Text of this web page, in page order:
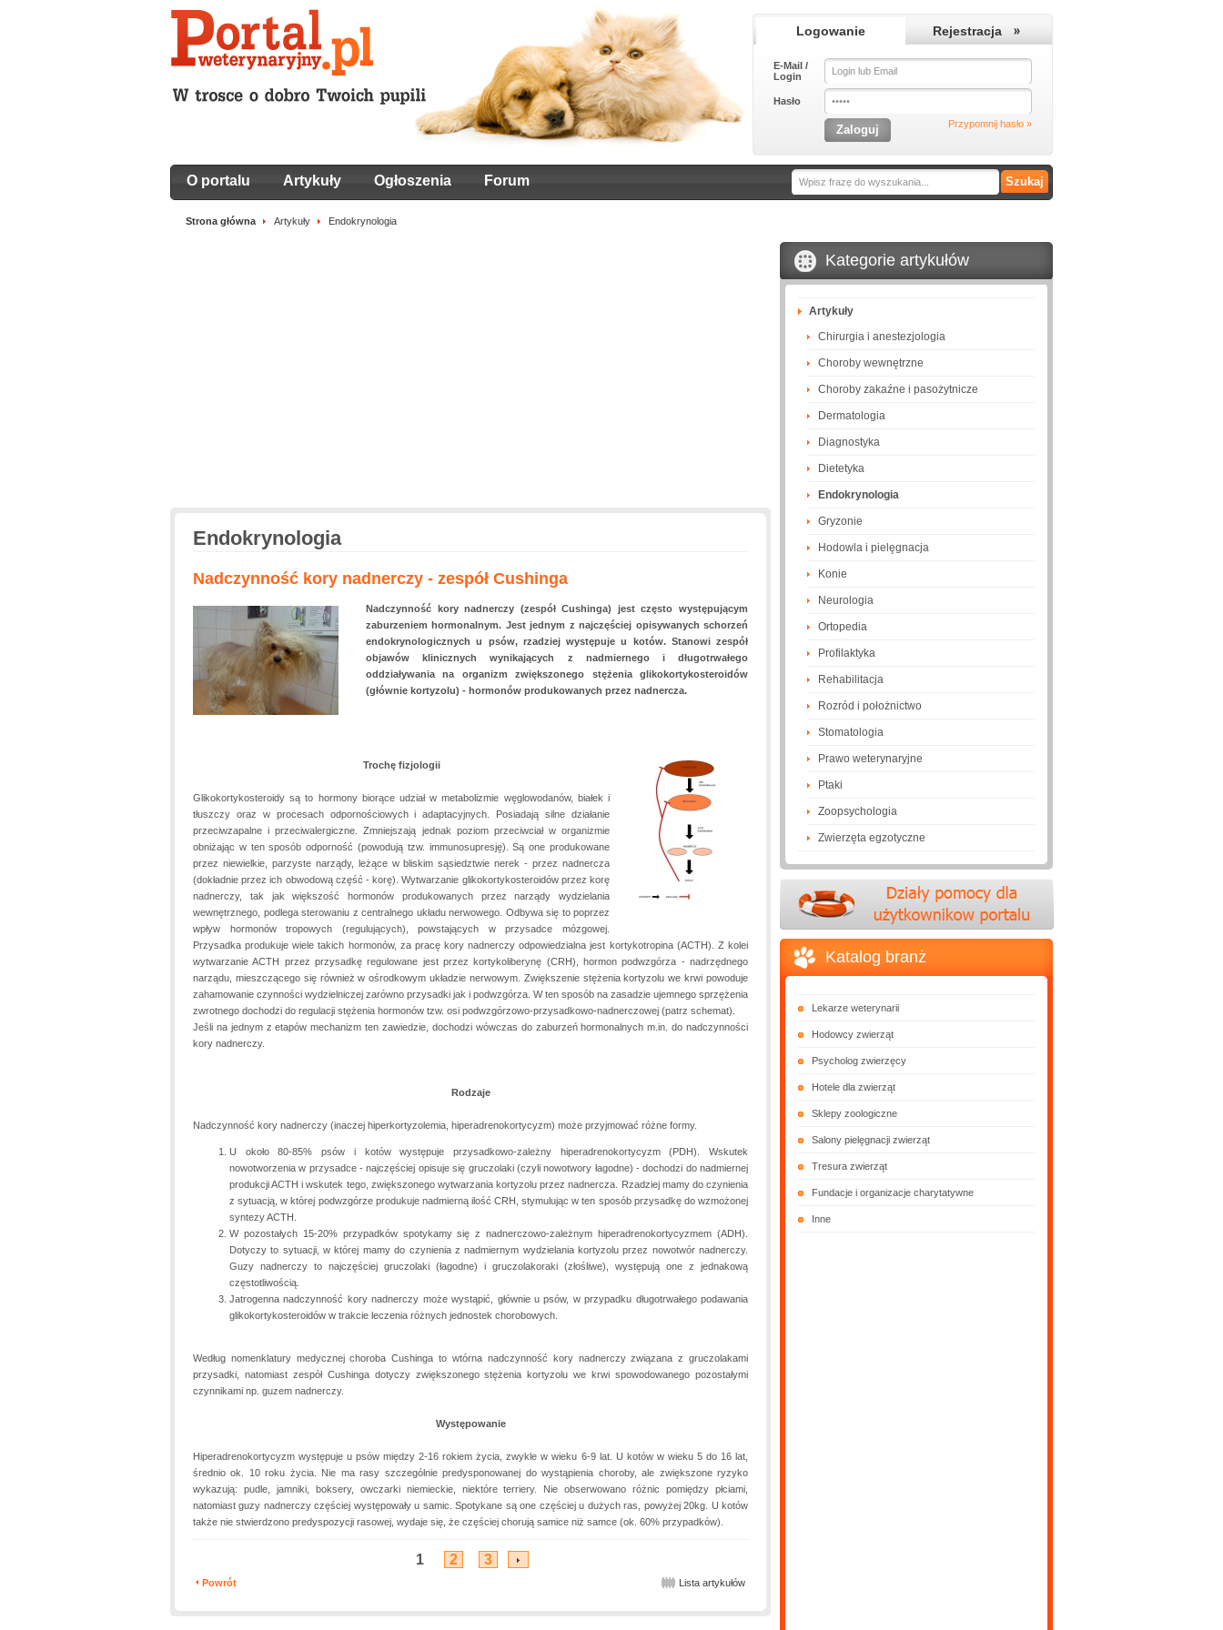
Logowanie Rejestracja
E-Mail /
Login
Hasło
Przypomnij hasło »
O portalu Artykuły Ogłoszenia Forum
Strona główna Artykuły Endokrynologia
Endokrynologia
Nadczynność kory nadnerczy - zespół Cushinga
Nadczynność kory nadnerczy (zespół Cushinga) jest często występującym
zaburzeniem hormonalnym. Jest jednym z najczęściej opisywanych schorzeń
endokrynologicznych u psów, rzadziej występuje u kotów. Stanowi zespół
objawów klinicznych wynikających z nadmiernego i długotrwałego
oddziaływania na organizm zwiększonego stężenia glikokortykosteroidów
(głównie kortyzolu) - hormonów produkowanych przez nadnercza.
Trochę fizjologii
Glikokortykosteroidy są to hormony biorące udział w metabolizmie węglowodanów, białek i
tłuszczy oraz w procesach odpornościowych i adaptacyjnych. Posiadają silne działanie
przeciwzapalne i przeciwalergiczne. Zmniejszają jednak poziom przeciwciał w organizmie
obniżając w ten sposób odporność (powodują tzw. immunosupresję). Są one produkowane
przez niewielkie, parzyste narządy, leżące w bliskim sąsiedztwie nerek - przez nadnercza
(dokładnie przez ich obwodową część - korę). Wytwarzanie glikokortykosteroidów przez korę
nadnerczy, tak jak większość hormonów produkowanych przez narządy wydzielania
wewnętrznego, podlega sterowaniu z centralnego układu nerwowego. Odbywa się to poprzez
wpływ hormonów tropowych (regulujących), powstających w przysadce mózgowej.
Przysadka produkuje wiele takich hormonów, za pracę kory nadnerczy odpowiedzialna jest kortykotropina (ACTH). Z kolei
wytwarzanie ACTH przez przysadkę regulowane jest przez kortykoliberynę (CRH), hormon podwzgórza - nadrzędnego
narządu, mieszczącego się również w ośrodkowym układzie nerwowym. Zwiększenie stężenia kortyzolu we krwi powoduje
zahamowanie czynności wydzielniczej zarówno przysadki jak i podwzgórza. W ten sposób na zasadzie ujemnego sprzężenia
zwrotnego dochodzi do regulacji stężenia hormonów tzw. osi podwzgórzowo-przysadkowo-nadnerczowej (patrz schemat).
Jeśli na jednym z etapów mechanizm ten zawiedzie, dochodzi wówczas do zaburzeń hormonalnych m.in. do nadczynności
kory nadnerczy.
Rodzaje
Nadczynność kory nadnerczy (inaczej hiperkortyzolemia, hiperadrenokortycyzm) może przyjmować różne formy.
U około 80-85% psów i kotów występuje przysadkowo-zależny hiperadrenokortycyzm (PDH). Wskutek
nowotworzenia w przysadce - najczęściej opisuje się gruczolaki (czyli nowotwory łagodne) - dochodzi do nadmiernej
produkcji ACTH i wskutek tego, zwiększonego wytwarzania kortyzolu przez nadnercza. Rzadziej mamy do czynienia
z sytuacją, w której podwzgórze produkuje nadmierną ilość CRH, stymulując w ten sposób przysadkę do wzmożonej
syntezy ACTH.
W pozostałych 15-20% przypadków spotykamy się z nadnerczowo-zależnym hiperadrenokortycyzmem (ADH).
Dotyczy to sytuacji, w której mamy do czynienia z nadmiernym wydzielania kortyzolu przez nowotwór nadnerczy.
Guzy nadnerczy to najczęściej gruczolaki (łagodne) i gruczolakoraki (złośliwe), występują one z jednakową
częstotliwością.
Jatrogenna nadczynność kory nadnerczy może wystąpić, głównie u psów, w przypadku długotrwałego podawania
glikokortykosteroidów w trakcie leczenia różnych jednostek chorobowych.
Według nomenklatury medycznej choroba Cushinga to wtórna nadczynność kory nadnerczy związana z gruczolakami
przysadki, natomiast zespół Cushinga dotyczy zwiększonego stężenia kortyzolu we krwi spowodowanego pozostałymi
czynnikami np. guzem nadnerczy.
Występowanie
Hiperadrenokortycyzm występuje u psów między 2-16 rokiem życia, zwykle w wieku 6-9 lat. U kotów w wieku 5 do 16 lat,
średnio ok. 10 roku życia. Nie ma rasy szczególnie predysponowanej do wystąpienia choroby, ale zwiększone ryzyko
wykazują: pudle, jamniki, boksery, owczarki niemieckie, niektóre terriery. Nie obserwowano różnic pomiędzy płciami,
natomiast guzy nadnerczy częściej występowały u samic. Spotykane są one częściej u dużych ras, powyżej 20kg. U kotów
także nie stwierdzono predyspozycji rasowej, wydaje się, że częściej chorują samice niż samce (ok. 60% przypadków).
1 2 3
Lista artykułów
Powrót
Kategorie artykułów
Artykuły
Chirurgia i anestezjologia
Choroby wewnętrzne
Choroby zakaźne i pasożytnicze
Dermatologia
Diagnostyka
Dietetyka
Endokrynologia
Gryzonie
Hodowla i pielęgnacja
Konie
Neurologia
Ortopedia
Profilaktyka
Rehabilitacja
Rozród i położnictwo
Stomatologia
Prawo weterynaryjne
Ptaki
Zoopsychologia
Zwierzęta egzotyczne
Katalog branż
Lekarze weterynarii
Hodowcy zwierząt
Psycholog zwierzęcy
Hotele dla zwierząt
Sklepy zoologiczne
Salony pielęgnacji zwierząt
Tresura zwierząt
Fundacje i organizacje charytatywne
Inne